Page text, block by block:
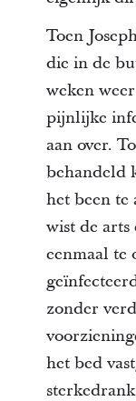
Toen
die in de
weken
pijnlijke
aan over.
behandeld
het been te
wist de
eenmaal te
zonder
het bed